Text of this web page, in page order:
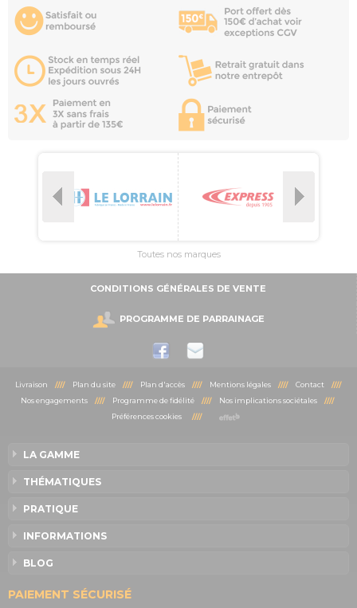
Toutes nos marques
CONDITIONS GÉNÉRALES DE VENTE
PROGRAMME DE PARRAINAGE
Livraison //// Plan du site //// Plan d'accès //// Mentions légales //// Contact ////
Nos engagements//// Programme de fidélité//// Nos implications sociétales////
Préférences cookies
////
LA GAMME
THÉMATIQUES
PRATIQUE
INFORMATIONS
BLOG
PAIEMENT SÉCURISÉ